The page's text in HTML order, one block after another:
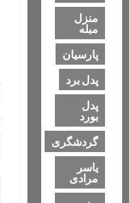
منزل
مبله
پارسیان
پدل برد
پدل
بورد
گردشگری
یاسر
مرادی